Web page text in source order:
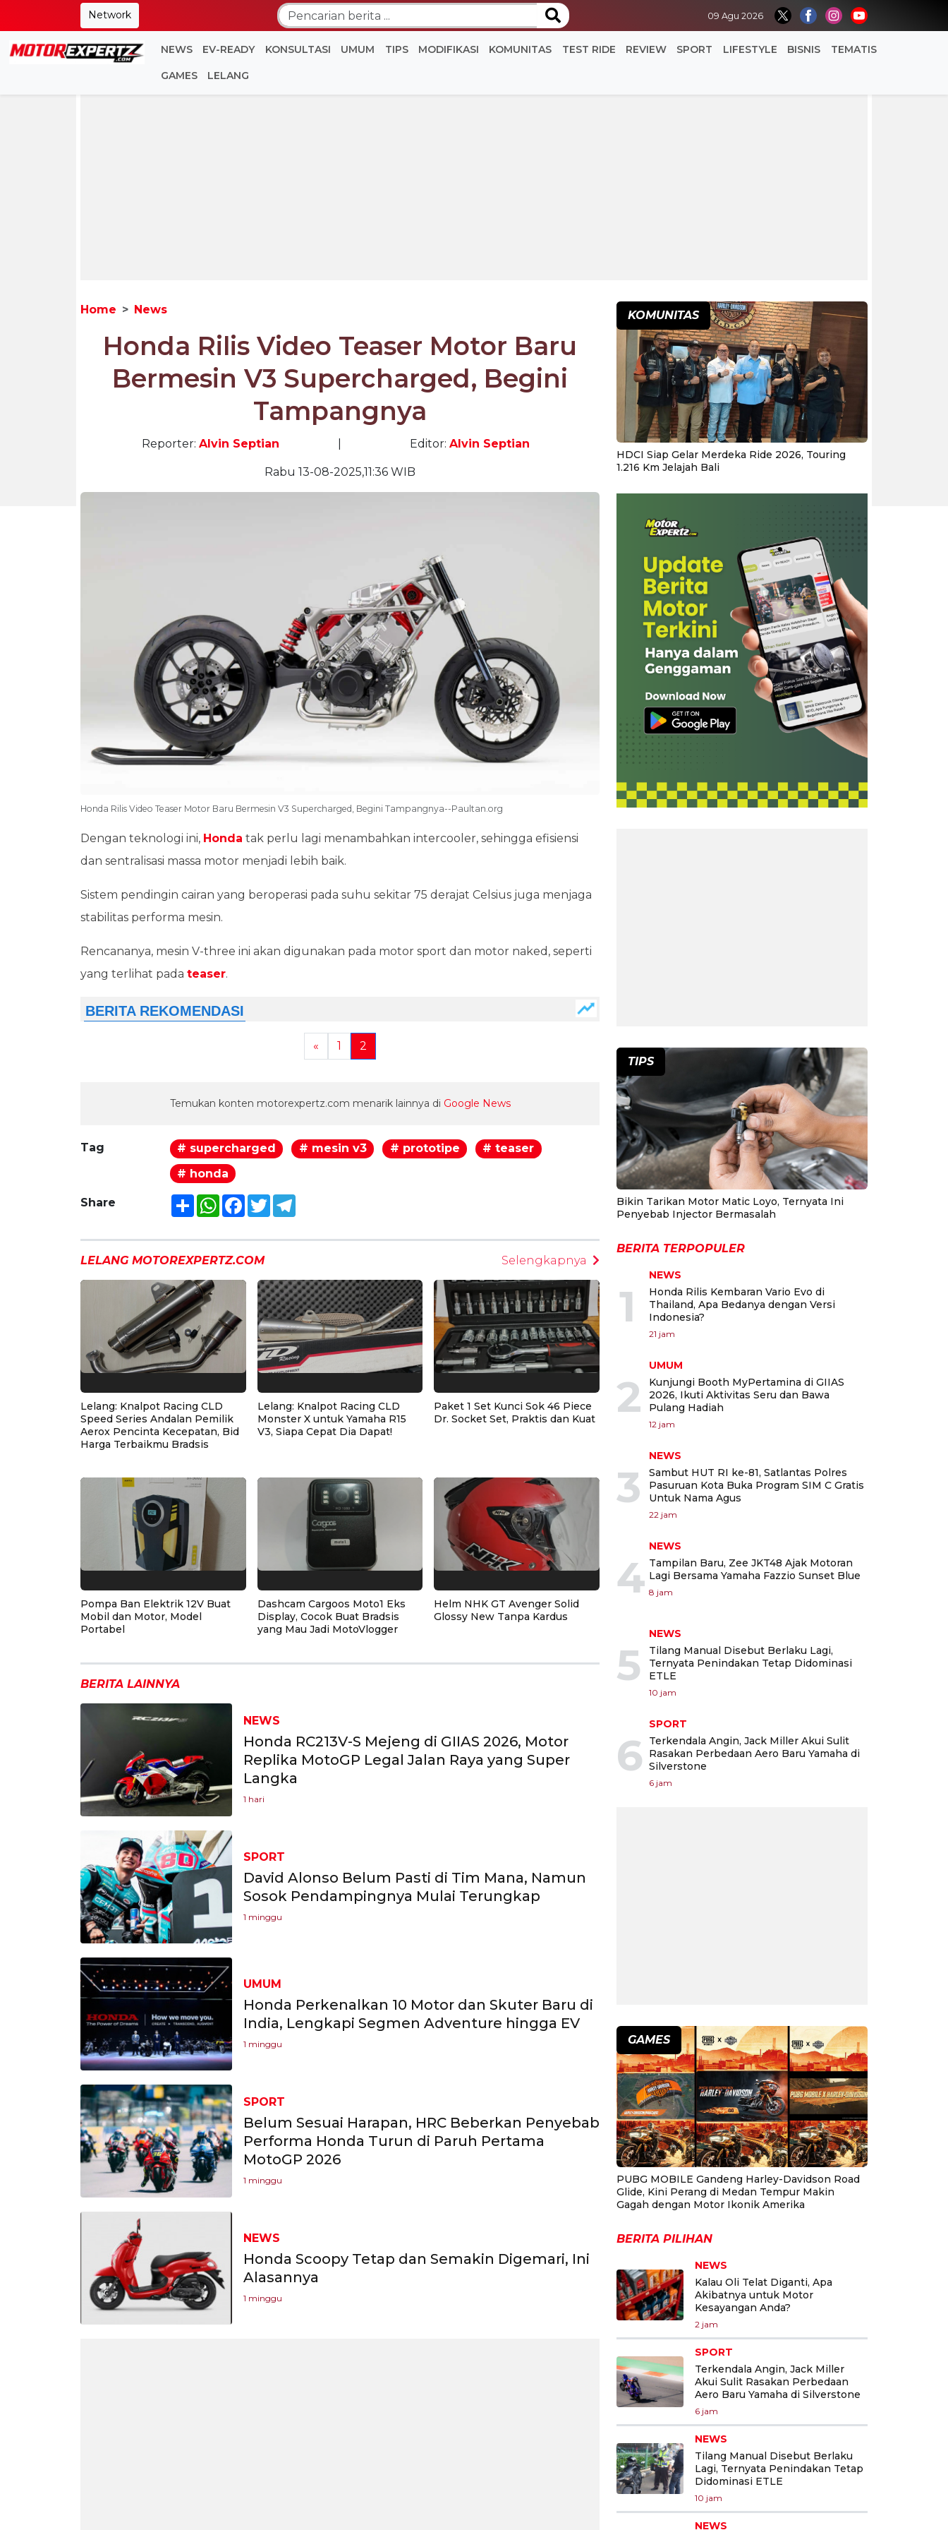
Network 09 Agu 2026
NEWS EV-READY KONSULTASI UMUM TIPS MODIFIKASI KOMUNITAS TEST RIDE REVIEW SPORT LIFESTYLE BISNIS TEMATIS
GAMES LELANG
Home News
Honda Rilis Video Teaser Motor Baru
Bermesin V3 Supercharged, Begini
Tampangnya
Reporter: Alvin Septian Editor: Alvin Septian
Rabu 13-08-2025,11:36 WIB
Honda Rilis Video Teaser Motor Baru Bermesin V3 Supercharged, Begini Tampangnya--Paultan.org
Dengan teknologi ini, Honda tak perlu lagi menambahkan intercooler, sehingga efisiensi
dan sentralisasi massa motor menjadi lebih baik.
Sistem pendingin cairan yang beroperasi pada suhu sekitar 75 derajat Celsius juga menjaga
stabilitas performa mesin.
Rencananya, mesin V-three ini akan digunakan pada motor sport dan motor naked, seperti
yang terlihat pada teaser.
« 1 2
Temukan konten motorexpertz.com menarik lainnya di Google News
Tag # supercharged # mesin v3 # prototipe
# teaser
# honda
Share ShareWhatsApp
Facebook
TwitterTelegram
LELANG MOTOREXPERTZ.COM Selengkapnya
Lelang: Knalpot Racing CLD
Speed Series Andalan Pemilik
Aerox Pencinta Kecepatan, Bid
Harga Terbaikmu Bradsis
Lelang: Knalpot Racing CLD
Monster X untuk Yamaha R15
V3, Siapa Cepat Dia Dapat!
Paket 1 Set Kunci Sok 46 Piece
Dr. Socket Set, Praktis dan Kuat
Pompa Ban Elektrik 12V Buat
Mobil dan Motor, Model
Portabel
Dashcam Cargoos Moto1 Eks
Display, Cocok Buat Bradsis
yang Mau Jadi MotoVlogger
Helm NHK GT Avenger Solid
Glossy New Tanpa Kardus
BERITA LAINNYA
NEWS
Honda RC213V-S Mejeng di GIIAS 2026, Motor
Replika MotoGP Legal Jalan Raya yang Super
Langka
1 hari
SPORT
David Alonso Belum Pasti di Tim Mana, Namun
Sosok Pendampingnya Mulai Terungkap
1 minggu
UMUM
Honda Perkenalkan 10 Motor dan Skuter Baru di
India, Lengkapi Segmen Adventure hingga EV
1 minggu
SPORT
Belum Sesuai Harapan, HRC Beberkan Penyebab
Performa Honda Turun di Paruh Pertama
MotoGP 2026
1 minggu
NEWS
Honda Scoopy Tetap dan Semakin Digemari, Ini
Alasannya
1 minggu
KOMUNITAS
HDCI Siap Gelar Merdeka Ride 2026, Touring
1.216 Km Jelajah Bali
TIPS
Bikin Tarikan Motor Matic Loyo, Ternyata Ini
Penyebab Injector Bermasalah
BERITA TERPOPULER
1
NEWS
Honda Rilis Kembaran Vario Evo di
Thailand, Apa Bedanya dengan Versi
Indonesia?
21 jam
2
UMUM
Kunjungi Booth MyPertamina di GIIAS
2026, Ikuti Aktivitas Seru dan Bawa
Pulang Hadiah
12 jam
3
NEWS
Sambut HUT RI ke-81, Satlantas Polres
Pasuruan Kota Buka Program SIM C Gratis
Untuk Nama Agus
22 jam
4
NEWS
Tampilan Baru, Zee JKT48 Ajak Motoran
Lagi Bersama Yamaha Fazzio Sunset Blue
8 jam
5
NEWS
Tilang Manual Disebut Berlaku Lagi,
Ternyata Penindakan Tetap Didominasi
ETLE
10 jam
6
SPORT
Terkendala Angin, Jack Miller Akui Sulit
Rasakan Perbedaan Aero Baru Yamaha di
Silverstone
6 jam
GAMES
PUBG MOBILE Gandeng Harley-Davidson Road
Glide, Kini Perang di Medan Tempur Makin
Gagah dengan Motor Ikonik Amerika
BERITA PILIHAN
NEWS
Kalau Oli Telat Diganti, Apa
Akibatnya untuk Motor
Kesayangan Anda?
2 jam
SPORT
Terkendala Angin, Jack Miller
Akui Sulit Rasakan Perbedaan
Aero Baru Yamaha di Silverstone
6 jam
NEWS
Tilang Manual Disebut Berlaku
Lagi, Ternyata Penindakan Tetap
Didominasi ETLE
10 jam
NEWS